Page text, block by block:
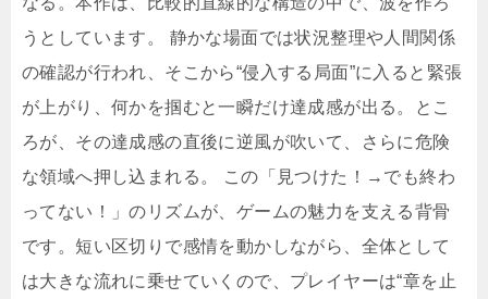
うとしています。 静かな場面では状況整理や人間関係
の確認が行われ、そこから“侵入する局面”に入ると緊張
が上がり、何かを掴むと一瞬だけ達成感が出る。とこ
ろが、その達成感の直後に逆風が吹いて、さらに危険
な領域へ押し込まれる。 この「見つけた！→でも終わ
ってない！」のリズムが、ゲームの魅力を支える背骨
です。短い区切りで感情を動かしながら、全体として
は大きな流れに乗せていくので、プレイヤーは“章を止